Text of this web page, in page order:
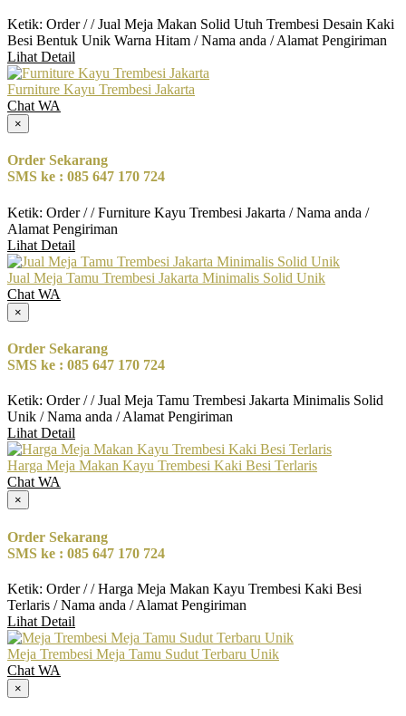
Ketik: Order / / Jual Meja Makan Solid Utuh Trembesi Desain Kaki
Besi Bentuk Unik Warna Hitam / Nama anda / Alamat Pengiriman
Lihat Detail
Furniture Kayu Trembesi Jakarta
Chat WA
×
Order Sekarang
SMS ke : 085 647 170 724
Ketik: Order / / Furniture Kayu Trembesi Jakarta / Nama anda /
Alamat Pengiriman
Lihat Detail
Jual Meja Tamu Trembesi Jakarta Minimalis Solid Unik
Chat WA
×
Order Sekarang
SMS ke : 085 647 170 724
Ketik: Order / / Jual Meja Tamu Trembesi Jakarta Minimalis Solid
Unik / Nama anda / Alamat Pengiriman
Lihat Detail
Harga Meja Makan Kayu Trembesi Kaki Besi Terlaris
Chat WA
×
Order Sekarang
SMS ke : 085 647 170 724
Ketik: Order / / Harga Meja Makan Kayu Trembesi Kaki Besi
Terlaris / Nama anda / Alamat Pengiriman
Lihat Detail
Meja Trembesi Meja Tamu Sudut Terbaru Unik
Chat WA
×